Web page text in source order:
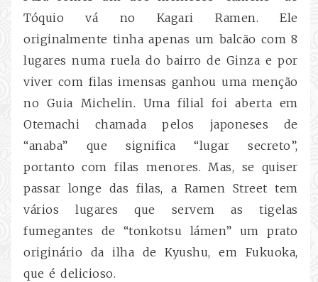
Tóquio vá no Kagari Ramen. Ele
originalmente tinha apenas um balcão com 8
lugares numa ruela do bairro de Ginza e por
viver com filas imensas ganhou uma menção
no Guia Michelin. Uma filial foi aberta em
Otemachi chamada pelos japoneses de
“anaba” que significa “lugar secreto”,
portanto com filas menores. Mas, se quiser
passar longe das filas, a Ramen Street tem
vários lugares que servem as tigelas
fumegantes de “tonkotsu lámen” um prato
originário da ilha de Kyushu, em Fukuoka,
que é delicioso.